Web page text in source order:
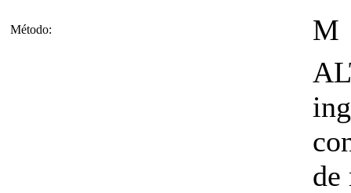
Método: M
de